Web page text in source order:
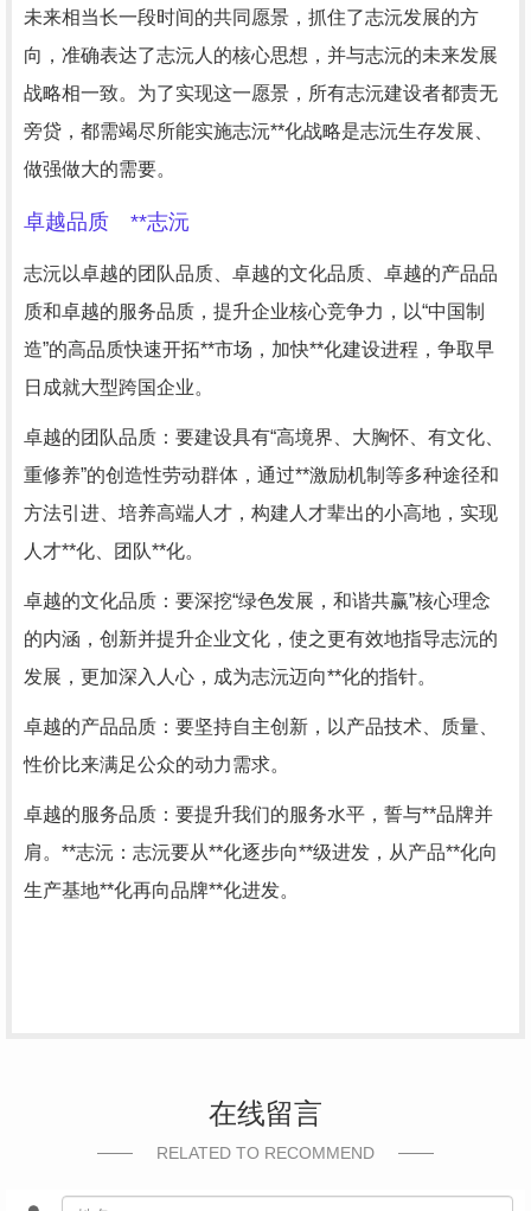
未来相当长一段时间的共同愿景，抓住了志沅发展的方
向，准确表达了志沅人的核心思想，并与志沅的未来发展
战略相一致。为了实现这一愿景，所有志沅建设者都责无
旁贷，都需竭尽所能实施志沅**化战略是志沅生存发展、
做强做大的需要。
卓越品质 **志沅
志沅以卓越的团队品质、卓越的文化品质、卓越的产品品
质和卓越的服务品质，提升企业核心竞争力，以“中国制
造”的高品质快速开拓**市场，加快**化建设进程，争取早
日成就大型跨国企业。
卓越的团队品质：要建设具有“高境界、大胸怀、有文化、
重修养”的创造性劳动群体，通过**激励机制等多种途径和
方法引进、培养高端人才，构建人才辈出的小高地，实现
人才**化、团队**化。
卓越的文化品质：要深挖“绿色发展，和谐共赢”核心理念
的内涵，创新并提升企业文化，使之更有效地指导志沅的
发展，更加深入人心，成为志沅迈向**化的指针。
卓越的产品品质：要坚持自主创新，以产品技术、质量、
性价比来满足公众的动力需求。
卓越的服务品质：要提升我们的服务水平，誓与**品牌并
肩。**志沅：志沅要从**化逐步向**级进发，从产品**化向
生产基地**化再向品牌**化进发。
在线留言
RELATED TO RECOMMEND